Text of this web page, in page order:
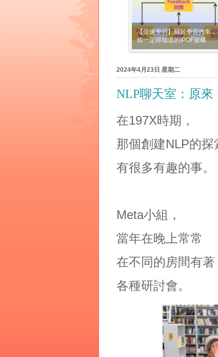
【倍速學習】關於學習效率，
你一定得知道的IPOF架構
2024年4月23日 星期二
NLP聊天室：原
在197X時期，
那個創建NLP的探
有很多有趣的事。
Meta小組，
當年在晚上常常
在不同的房間有著
各種研討會。